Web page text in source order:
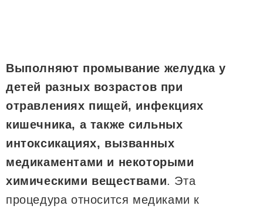
Выполняют промывание желудка у
детей разных возрастов при
отравлениях пищей, инфекциях
кишечника, а также сильных
интоксикациях, вызванных
медикаментами и некоторыми
химическими веществами. Эта
процедура относится медиками к